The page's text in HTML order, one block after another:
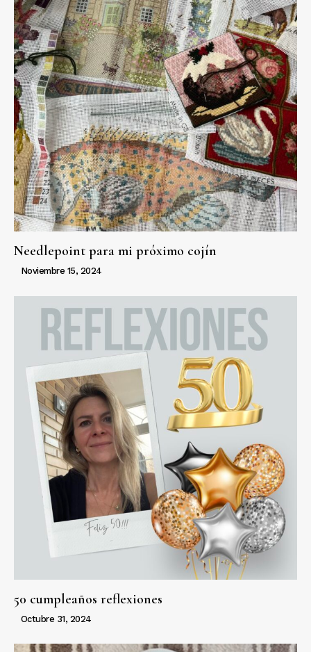
Needlepoint para mi próximo cojín
Noviembre 15, 2024
50 cumpleaños reflexiones
Octubre 31, 2024